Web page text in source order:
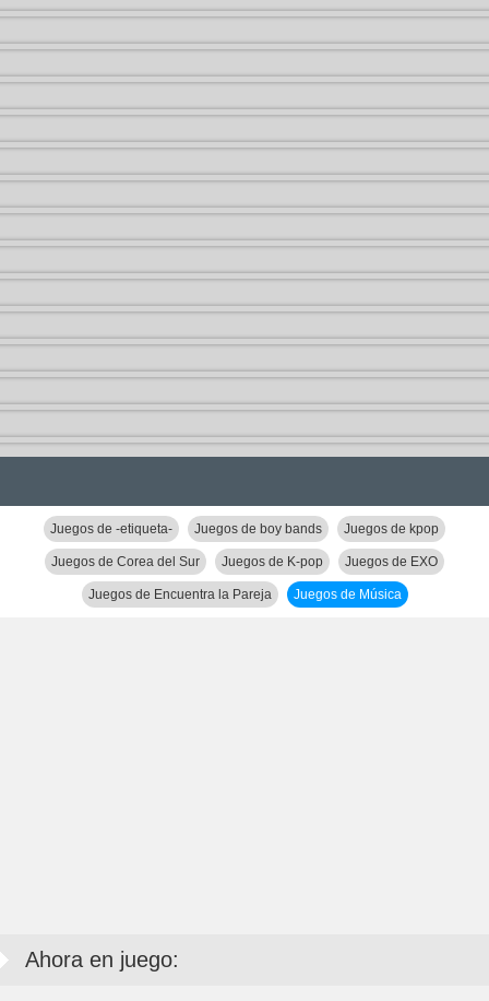
Juegos de -etiqueta- Juegos de boy bands Juegos de kpop
Juegos de Corea del Sur Juegos de K-pop Juegos de EXO
Juegos de Encuentra la Pareja Juegos de Música
Ahora en juego: